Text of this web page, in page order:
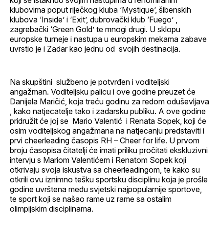
klubovima poput riječkog kluba ‘Mystique’, šibenskih
klubova ‘Inside’ i ‘Exit’, dubrovački klub ‘Fuego’ ,
zagrebački ‘Green Gold’ te mnogi drugi. U sklopu
europske turneje i nastupa u europskim mekama zabave
uvrstio je i Zadar kao jednu od svojih destinacija.
Na skupštini službeno je potvrđen i voditeljski
angažman. Voditeljsku palicu i ove godine preuzet će
Danijela Maričić, koja treću godinu za redom oduševljava
, kako natjecatelje tako i zadarsku publiku. A ove godine
pridružit će joj se Mario Valentić i Renata Sopek, koji će
osim voditeljskog angažmana na natjecanju predstaviti i
prvi cheerleading časopis RH – Cheer for life. U prvom
broju časopisa čitatelji će imati priliku pročitati ekskluzivni
intervju s Mariom Valentićem i Renatom Sopek koji
otkrivaju svoja iskustva sa cheerleadingom, te kako su
otkrili ovu iznimno tešku sportsku disciplinu koja je prošle
godine uvrštena među svjetski najpopularnije sportove,
te sport koji se našao rame uz rame sa ostalim
olimpijskim disciplinama.